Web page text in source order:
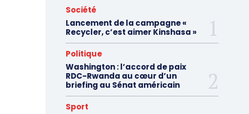
Société
Lancement de la campagne «
Recycler, c’est aimer Kinshasa »
Politique
Washington : l’accord de paix
RDC-Rwanda au cœur d’un
briefing au Sénat américain
Sport